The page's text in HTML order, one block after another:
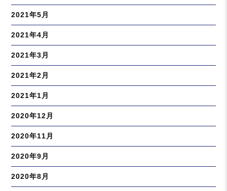
2021年5月
2021年4月
2021年3月
2021年2月
2021年1月
2020年12月
2020年11月
2020年9月
2020年8月